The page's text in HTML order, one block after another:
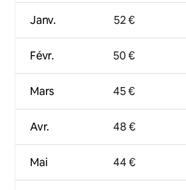
Janv.
Févr.
Mars
Avr.
Mai
52 €
50 €
45 €
48 €
44 €